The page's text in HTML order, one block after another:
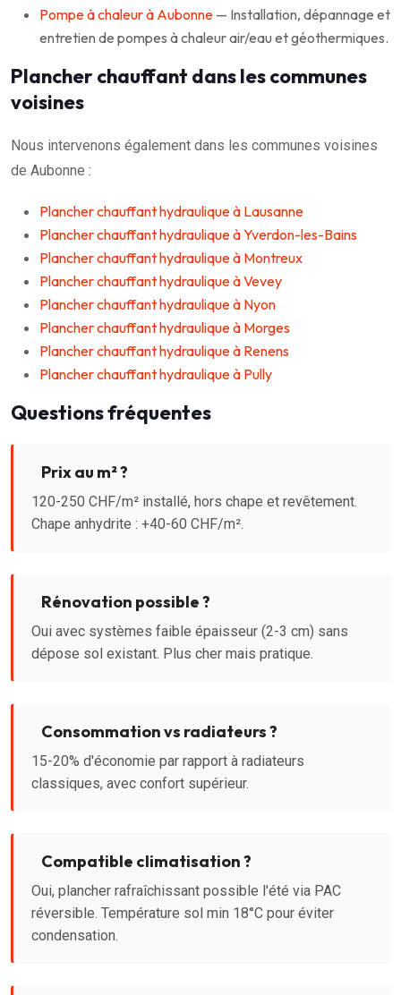
Pompe à chaleur à Aubonne — Installation, dépannage et
entretien de pompes à chaleur air/eau et géothermiques.
Plancher chauffant dans les communes
voisines
Nous intervenons également dans les communes voisines
de Aubonne :
Plancher chauffant hydraulique à Lausanne
Plancher chauffant hydraulique à Yverdon-les-Bains
Plancher chauffant hydraulique à Montreux
Plancher chauffant hydraulique à Vevey
Plancher chauffant hydraulique à Nyon
Plancher chauffant hydraulique à Morges
Plancher chauffant hydraulique à Renens
Plancher chauffant hydraulique à Pully
Questions fréquentes
Prix au m² ?
120-250 CHF/m² installé, hors chape et revêtement.
Chape anhydrite : +40-60 CHF/m².
Rénovation possible ?
Oui avec systèmes faible épaisseur (2-3 cm) sans
dépose sol existant. Plus cher mais pratique.
Consommation vs radiateurs ?
15-20% d'économie par rapport à radiateurs
classiques, avec confort supérieur.
Compatible climatisation ?
Oui, plancher rafraîchissant possible l'été via PAC
réversible. Température sol min 18°C pour éviter
condensation.